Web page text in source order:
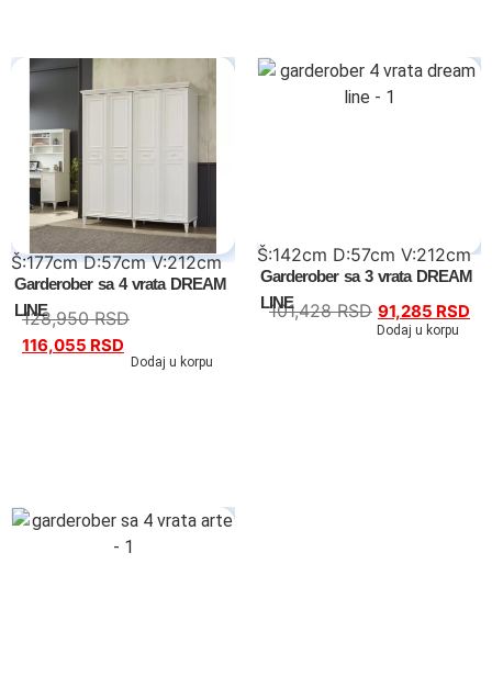
Š:177cm D:57cm V:212cm
Garderober sa 4 vrata DREAM
LINE
128,950RSD
116,055 RSD
Dodaj u korpu
Š:142cm D:57cm V:212cm
Garderober sa 3 vrata DREAM
LINE
101,428RSD 91,285 RSD
Dodaj u korpu
TV komode
Klub stolovi
Specijalne ponude
Kompleti
Ugaone garniture